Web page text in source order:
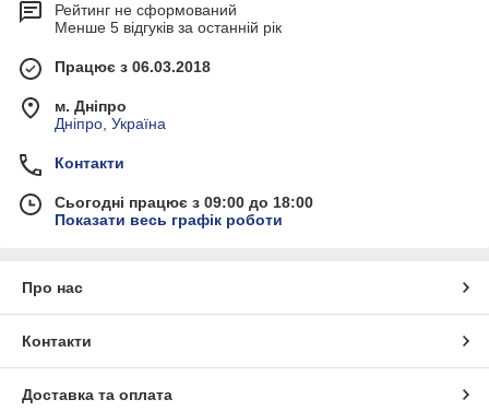
Рейтинг не сформований
Менше 5 відгуків за останній рік
Працює з 06.03.2018
м. Дніпро
Дніпро, Україна
Контакти
Сьогодні працює з 09:00 до 18:00
Показати весь графік роботи
Про нас
Контакти
Доставка та оплата